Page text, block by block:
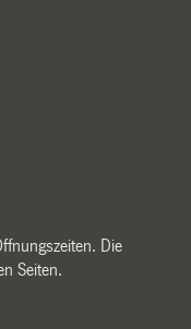
Die
Seiten.